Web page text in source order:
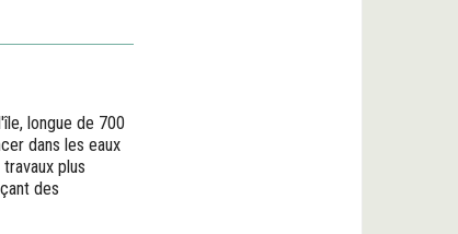
longue de 700
dans les eaux
plus
des